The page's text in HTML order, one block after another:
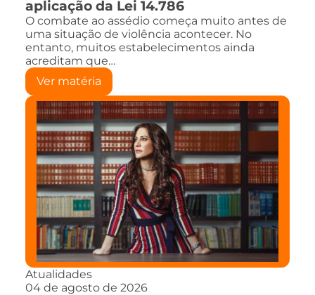
aplicação da Lei 14.786
O combate ao assédio começa muito antes de
uma situação de violência acontecer. No
entanto, muitos estabelecimentos ainda
acreditam que…
Ver matéria
Atualidades
04 de agosto de 2026